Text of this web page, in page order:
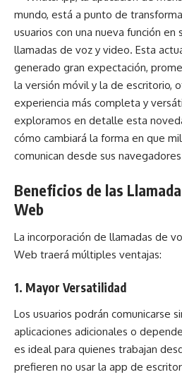
Beneficios de las
Web
La incorporación de llamadas de
Web traerá múltiples ventajas:
1. Mayor Versatilidad
Los usuarios podrán comunicarse
aplicaciones adicionales o
es ideal para quienes trabajan
prefieren no usar la app de